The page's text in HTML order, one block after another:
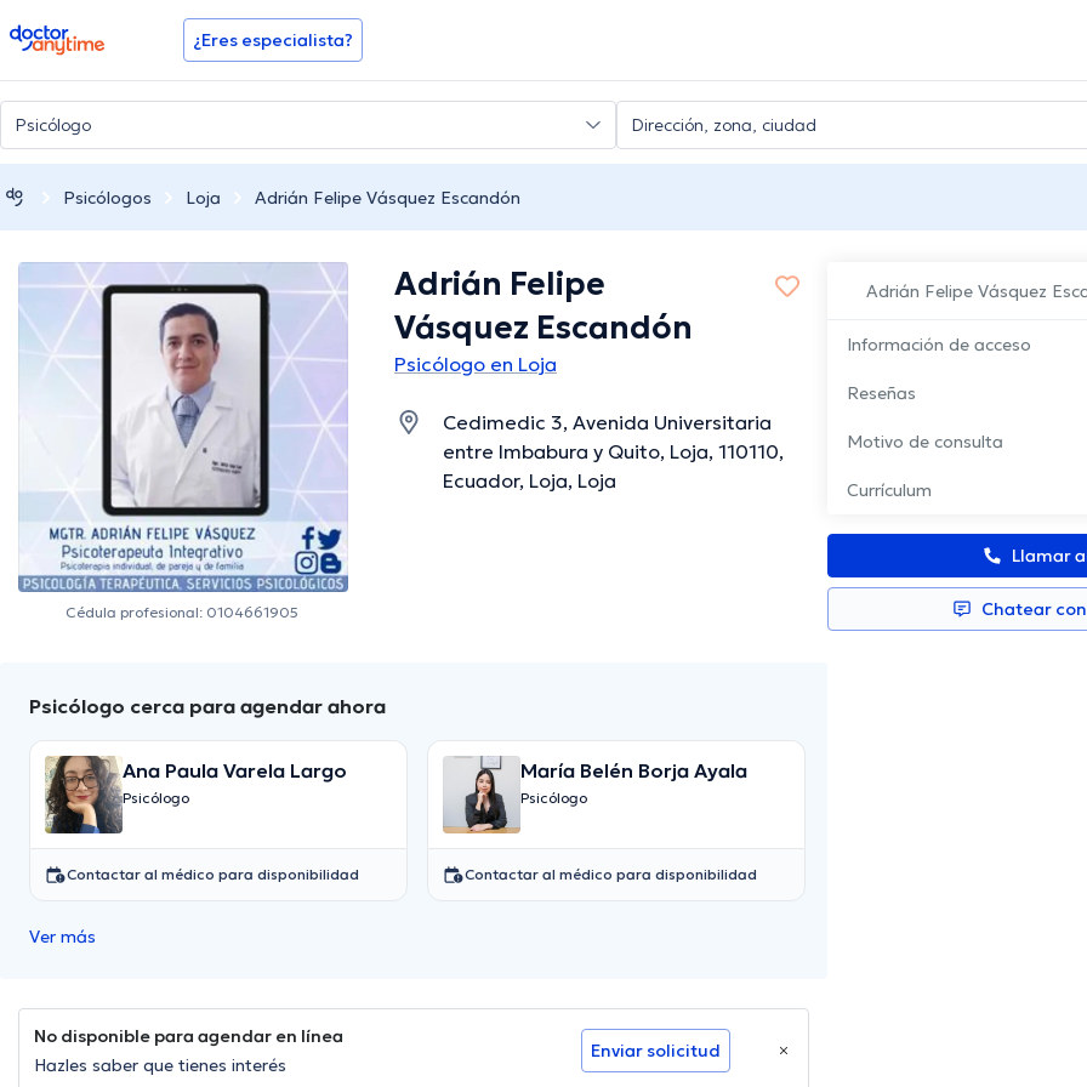
doctoranytime ¿Eres especialista?
Psicólogos Loja Adrián Felipe Vásquez Escandón
Adrián Felipe Vásquez
Información de acceso
Reseñas
Motivo de consulta
Currículum
Llamar
Chatear
Cédula profesional: 0104661905
Adrián Felipe
Vásquez Escandón
Psicólogo en Loja
Cedimedic 3, Avenida Universitaria
entre Imbabura y Quito, Loja, 110110,
Ecuador, Loja, Loja
Psicólogo cerca para agendar ahora
Ana Paula Varela Largo
Psicólogo
Contactar al médico para disponibilidad
María Belén Borja Ayala
Psicólogo
Contactar al médico para disponibilidad
Ver más
No disponible para agendar en línea
Hazles saber que tienes interés
Enviar solicitud